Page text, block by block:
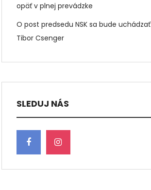
opäť v plnej prevádzke
O post predsedu NSK sa bude uchádzať
Tibor Csenger
SLEDUJ NÁS